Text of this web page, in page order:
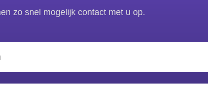
zo snel mogelijk contact met u op.